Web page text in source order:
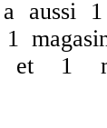
aussi 1
1
et 1